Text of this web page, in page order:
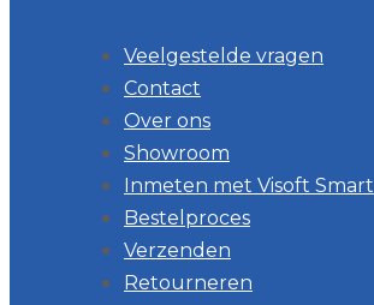
Veelgestelde vragen
Contact
Over ons
Showroom
Inmeten met Visoft Smart
Bestelproces
Verzenden
Retourneren